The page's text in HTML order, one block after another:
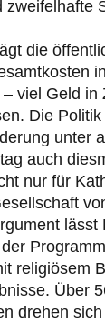
zweifelhafte
die
viel Geld in
Die
unter
auch
nur für
lässt
religiösem
Über
drehen